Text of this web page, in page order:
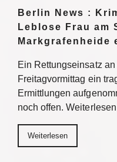
Berlin News :
Leblose Frau am
Markgrafenheide
Ein Rettungseinsatz
Freitagvormittag ein
Ermittlungen
noch offen. Weiterlesen
Weiterlesen